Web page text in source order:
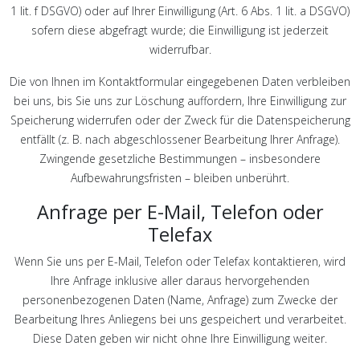
1 lit. f DSGVO) oder auf Ihrer Einwilligung (Art. 6 Abs. 1 lit. a DSGVO)
sofern diese abgefragt wurde; die Einwilligung ist jederzeit
widerrufbar.
Die von Ihnen im Kontaktformular eingegebenen Daten verbleiben
bei uns, bis Sie uns zur Löschung auffordern, Ihre Einwilligung zur
Speicherung widerrufen oder der Zweck für die Datenspeicherung
entfällt (z. B. nach abgeschlossener Bearbeitung Ihrer Anfrage).
Zwingende gesetzliche Bestimmungen – insbesondere
Aufbewahrungsfristen – bleiben unberührt.
Anfrage per E-Mail, Telefon oder
Telefax
Wenn Sie uns per E-Mail, Telefon oder Telefax kontaktieren, wird
Ihre Anfrage inklusive aller daraus hervorgehenden
personenbezogenen Daten (Name, Anfrage) zum Zwecke der
Bearbeitung Ihres Anliegens bei uns gespeichert und verarbeitet.
Diese Daten geben wir nicht ohne Ihre Einwilligung weiter.